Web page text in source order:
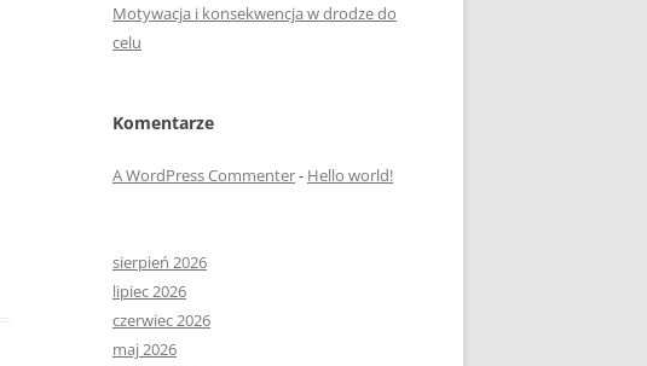
Motywacja i konsekwencja w drodze do
celu
Komentarze
A WordPress Commenter- Hello world!
sierpień 2026
lipiec 2026
czerwiec 2026
maj 2026